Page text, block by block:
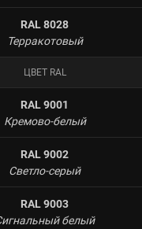
RAL 8028
Терракотовый
ЦВЕТ RAL
RAL 9001
Кремово-белый
RAL 9002
Светло-серый
RAL 9003
белый